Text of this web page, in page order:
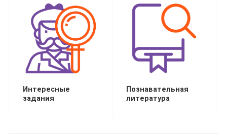
Интересные
задания
Познавательная
литература